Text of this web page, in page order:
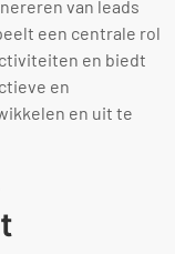
van leads
een centrale rol
en biedt
en
en uit te